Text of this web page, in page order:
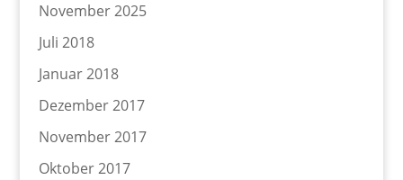
November 2025
Juli 2018
Januar 2018
Dezember 2017
November 2017
Oktober 2017